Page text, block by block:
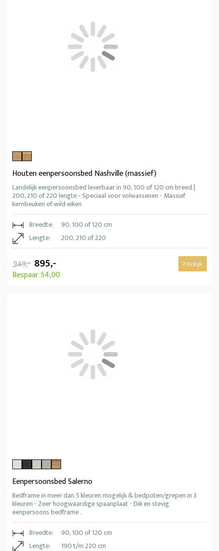
Houten eenpersoonsbed Nashville (massief)
Landelijk eenpersoonsbed leverbaar in 90, 100 of 120 cm breed |
200, 210 of 220 lengte - Speciaal voor volwassenen - Massief
kernbeuken of wild eiken
Breedte:
90, 100 of 120 cm
Lengte:
200, 210 of 220
949,- 895,-
Bespaar 54,00
Bekijk
Eenpersoonsbed Salerno
Bedframe in meer dan 5 kleuren mogelijk & bedpoten/grepen in 3
kleuren - Zeer hoogwaardige spaanplaat - Dik en stevig
eenpersoons bedframe .
Breedte:
90, 100 of 120 cm
Lengte:
190 t/m 220 cm